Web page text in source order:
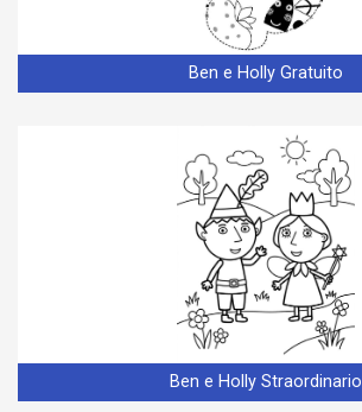
Ben e Holly Gratuito
Ben e Holly Straordinario